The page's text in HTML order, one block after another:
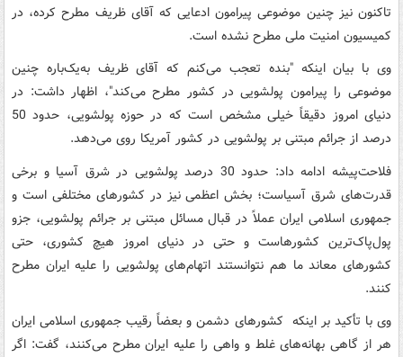
تاکنون نیز چنین موضوعی پیرامون ادعایی که آقای ظریف مطرح کرده، در
کمیسیون امنیت ملی مطرح نشده است.
وی با بیان اینکه "بنده تعجب می‌کنم که آقای ظریف به‌یک‌باره چنین
موضوعی را پیرامون پولشویی در کشور مطرح می‌کند"، اظهار داشت: در
دنیای امروز دقیقاً خیلی مشخص است که در حوزه پولشویی، حدود 50
درصد از جرائم مبتنی بر پولشویی در کشور آمریکا روی می‌دهد.
فلاحت‌پیشه ادامه داد: حدود 30 درصد پولشویی در شرق آسیا و برخی
قدرت‌های شرق آسیاست؛ بخش اعظمی نیز در کشورهای مختلفی است و
جمهوری اسلامی ایران عملاً در قبال مسائل مبتنی بر جرائم پولشویی، جزو
پول‌پاک‌ترین کشورهاست و حتی در دنیای امروز هیچ کشوری، حتی
کشورهای معاند ما هم نتوانستند اتهام‌های پولشویی را علیه ایران مطرح
کنند.
وی با تأکید بر اینکه کشورهای دشمن و بعضاً رقیب جمهوری اسلامی ایران
هر از گاهی بهانه‌های غلط و واهی را علیه ایران مطرح می‌کنند، گفت: اگر